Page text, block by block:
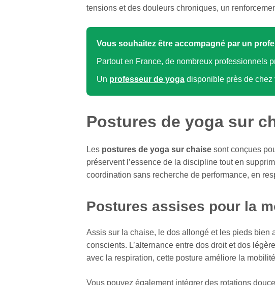
tensions et des douleurs chroniques, un
Vous souhaitez être accompagné par un
Partout en France, de nombreux professionnels
Un professeur de yoga disponible près de
Postures de yoga sur
Les postures de yoga sur chaise sont conçues
préservent l’essence de la discipline tout en
coordination sans recherche de performance, en
Postures assises pour la
Assis sur la chaise, le dos allongé et les pieds bien
conscients. L’alternance entre dos droit et dos
avec la respiration, cette posture améliore la
Vous pouvez également intégrer des rotations